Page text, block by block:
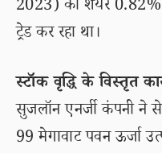
2023) को शेयर 0.82%
ट्रेड कर रहा था।
स्टॉक वृद्धि के विस्तृत
सुजलॉन एनर्जी कंपनी ने
99 मेगावाट पवन ऊर्जा